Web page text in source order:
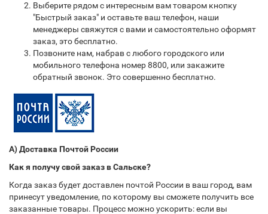
Выберите рядом с интересным вам товаром кнопку
"Быстрый заказ" и оставьте ваш телефон, наши
менеджеры свяжутся с вами и самостоятельно оформят
заказ, это бесплатно.
Позвоните нам, набрав с любого городского или
мобильного телефона номер 8800, или закажите
обратный звонок. Это совершенно бесплатно.
А) Доставка Почтой России
Как я получу свой заказ в Сальске?
Когда заказ будет доставлен почтой России в ваш город, вам
принесут уведомление, по которому вы сможете получить все
заказанные товары. Процесс можно ускорить: если вы